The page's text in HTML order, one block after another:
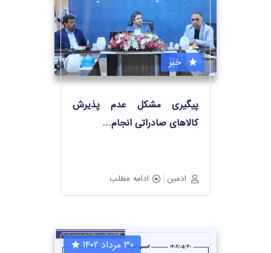
خبر
پیگیری مشکل عدم پذیرش
کالاهای صادراتی انجام…
ادمین ادامه مطلب
۳۰ مرداد ۱۴۰۲